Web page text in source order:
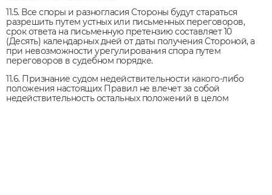
11.5. Все споры и разногласия Стороны будут стараться
разрешить путем устных или письменных переговоров,
срок ответа на письменную претензию составляет 10
(Десять) календарных дней от даты получения Стороной, а
при невозможности урегулирования спора путем
переговоров в судебном порядке.
11.6. Признание судом недействительности какого-либо
положения настоящих Правил не влечет за собой
недействительность остальных положений в целом